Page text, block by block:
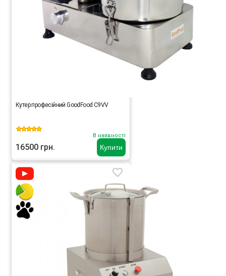
Купити
Кутер професійний GoodFood C9VV
В наявності
16500 грн.